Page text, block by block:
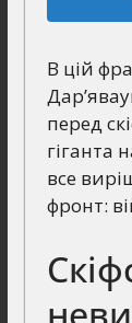
В цій
перед
гіганта
все
фронт: